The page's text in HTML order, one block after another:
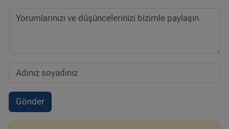
Gönder